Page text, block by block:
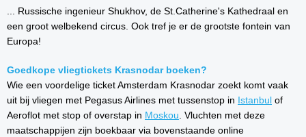
... Russische ingenieur Shukhov, de St.Catherine's Kathedraal en
een groot welbekend circus. Ook tref je er de grootste fontein van
Europa!
Goedkope vliegtickets Krasnodar boeken?
Wie een voordelige ticket Amsterdam Krasnodar zoekt komt vaak
uit bij vliegen met Pegasus Airlines met tussenstop in Istanbul of
Aeroflot met stop of overstap in Moskou. Vluchten met deze
maatschappijen zijn boekbaar via bovenstaande online